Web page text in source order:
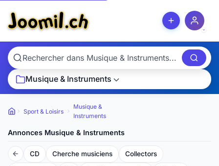
Musique & Instruments
Petites
Sport & Loisirs
Musique &
Instruments
Annonces Musique & Instruments
CD Cherche musiciens Collectors